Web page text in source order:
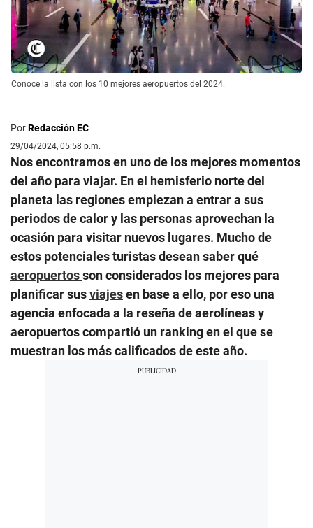
Conoce la lista con los 10 mejores aeropuertos del 2024.
PorRedacción EC
29/04/2024, 05:58 p.m.
Nos encontramos en uno de los mejores momentos
del año para viajar. En el hemisferio norte del
planeta las regiones empiezan a entrar a sus
periodos de calor y las personas aprovechan la
ocasión para visitar nuevos lugares. Mucho de
estos potenciales turistas desean saber qué
aeropuertosson considerados los mejores para
planificar susviajesen base a ello, por eso una
agencia enfocada a la reseña de aerolíneas y
aeropuertos compartió un ranking en el que se
muestran los más calificados de este año.